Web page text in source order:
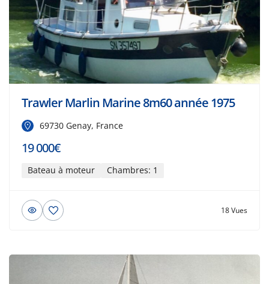
Trawler Marlin Marine 8m60 année 1975
69730 Genay, France
19 000€
Bateau à moteur Chambres: 1
18 Vues